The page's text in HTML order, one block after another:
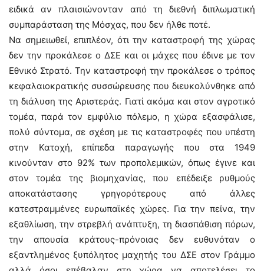
ειδικά αν πλαισιώνονταν από τη διεθνή διπλωματική
συμπαράσταση της Μόσχας, που δεν ήλθε ποτέ.
Να σημειωθεί, επιπλέον, ότι την καταστροφή της χώρας
δεν την προκάλεσε ο ΔΣΕ και οι μάχες που έδινε με τον
Εθνικό Στρατό. Την καταστροφή την προκάλεσε ο τρόπος
κεφαλαιοκρατικής συσσώρευσης που διευκολύνθηκε από
τη διάλυση της Αριστεράς. Γιατί ακόμα και στον αγροτικό
τομέα, παρά τον εμφύλιο πόλεμο, η χώρα εξασφάλισε,
πολύ σύντομα, σε σχέση με τις καταστροφές που υπέστη
στην Κατοχή, επίπεδα παραγωγής που στα 1949
κινούνταν στο 92% των προπολεμικών, όπως έγινε και
στον τομέα της βιομηχανίας, που επέδειξε ρυθμούς
αποκατάστασης γρηγορότερους από άλλες
κατεστραμμένες ευρωπαϊκές χώρες. Για την πείνα, την
εξαθλίωση, την στρεβλή ανάπτυξη, τη διασπάθιση πόρων,
την απουσία κράτους-πρόνοιας δεν ευθυνόταν ο
εξαντλημένος ξυπόλητος μαχητής του ΔΣΕ στον Γράμμο